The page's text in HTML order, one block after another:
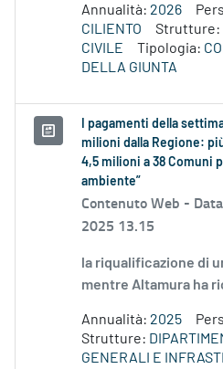
Annualità: 2026
CILIENTO
Strutture:
CIVILE
Tipologia:
DELLA GIUNTA
I pagamenti della
milioni dalla Regione:
4,5 milioni a 38 Comuni
ambiente”
Contenuto Web -
2025 13.15
la riqualificazione di
mentre Altamura ha
Annualità: 2025
Strutture:
GENERALI E